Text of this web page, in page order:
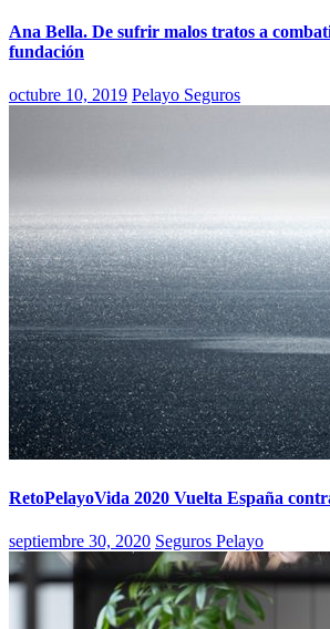
Ana Bella. De sufrir malos tratos a
fundación
octubre 10, 2019 Pelayo Seguros
RetoPelayoVida 2020 Vuelta España
septiembre 30, 2020 Seguros Pelayo